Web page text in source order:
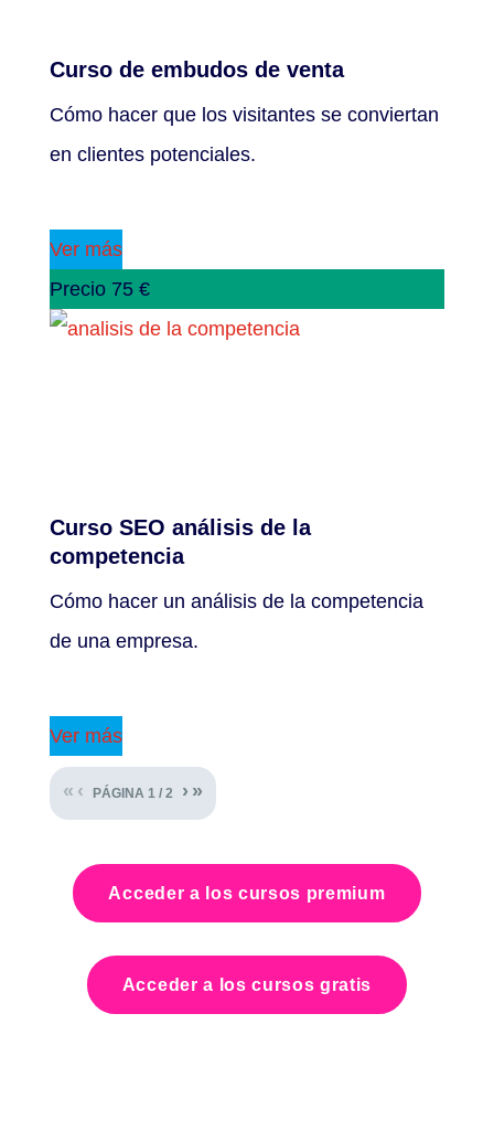
Curso de embudos de venta
Cómo hacer que los visitantes se conviertan
en clientes potenciales.
Ver más
Precio 75 €
Curso SEO análisis de la
competencia
Cómo hacer un análisis de la competencia
de una empresa.
Ver más
« ‹ › »
PÁGINA 1/ 2
Acceder a los cursos premium
Acceder a los cursos gratis